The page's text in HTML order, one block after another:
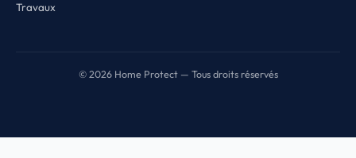
Travaux
© 2026 Home Protect — Tous droits réservés